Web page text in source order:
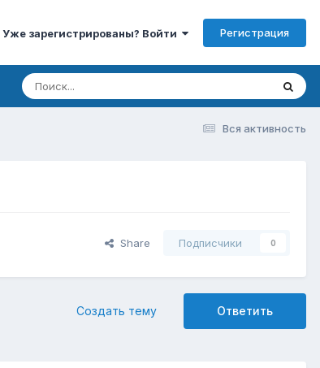
Уже зарегистрированы? Войти Регистрация
Вся активность
Share Подписчики 0
Ответить
Создать тему